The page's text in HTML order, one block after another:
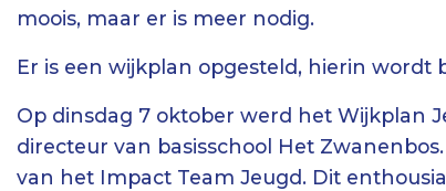
moois, maar er is meer nodig.
Er is een wijkplan opgesteld, hierin
Op dinsdag 7 oktober werd het Wijkplan
directeur van basisschool Het
van het Impact Team Jeugd. Dit